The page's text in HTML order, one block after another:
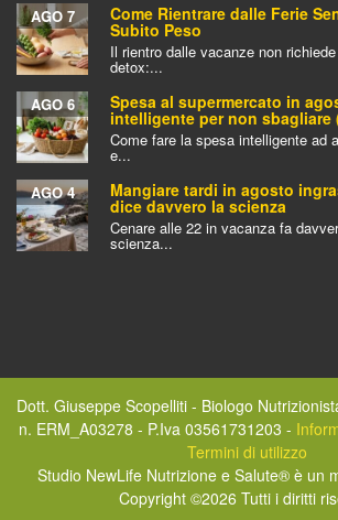
Come Rientrare dalle Ferie
Subito Peso
AGO 7
Il rientro dalle vacanze non
detox:...
Spesa al supermercato in
intelligente per non sbagliare
AGO 6
Come fare la spesa intelligente ad
e...
Mangiare tardi in agosto
dice davvero la scienza
AGO 4
Cenare alle 22 in vacanza fa
scienza...
Dott. Giuseppe Scopelliti - Biologo
n. ERM_A03278 - P.Iva 03561731203 -
Termini di utilizzo
Studio NewLife Nutrizione e Salute® è un
Copyright ©2026 Tutti i diritti